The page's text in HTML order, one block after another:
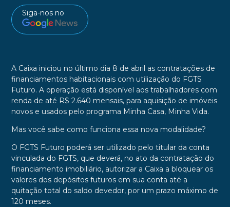
Siga-nos no
A Caixa iniciou no último dia 8 de abril as contratações de
financiamentos habitacionais com utilização do FGTS
Futuro. A operação está disponível aos trabalhadores com
renda de até R$ 2.640 mensais, para aquisição de imóveis
novos e usados pelo programa Minha Casa, Minha Vida.
Mas você sabe como funciona essa nova modalidade?
O FGTS Futuro poderá ser utilizado pelo titular da conta
vinculada do FGTS, que deverá, no ato da contratação do
financiamento imobiliário, autorizar a Caixa a bloquear os
valores dos depósitos futuros em sua conta até a
quitação total do saldo devedor, por um prazo máximo de
120 meses.